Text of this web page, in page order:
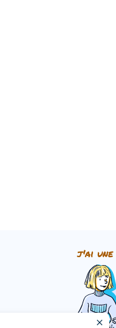
j'ai une